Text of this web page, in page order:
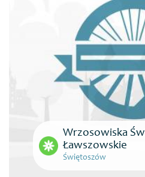
Wrzosowiska
Ławszowskie
Świętoszów